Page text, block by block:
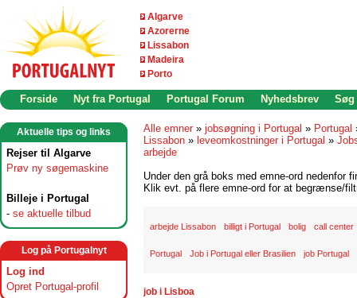
Algarve
Azorerne
Lissabon
Madeira
Porto
Forside Nyt fra Portugal Portugal Forum Nyhedsbrev Søg
Aktuelle tips og links
Rejser til Algarve
Prøv ny søgemaskine
Billeje i Portugal
- se aktuelle tilbud
Log på Portugalnyt
Log ind
Opret Portugal-profil
Alle emner » jobsøgning i Portugal » Portugal
Lissabon » leveomkostninger i Portugal »
arbejde
Under den grå boks med emne-ord nedenfor
Klik evt. på flere emne-ord for at begrænse/
arbejde Lissabon billigt i Portugal bolig call center
Portugal Job i Portugal eller Brasilien job Portugal
job i Lisboa